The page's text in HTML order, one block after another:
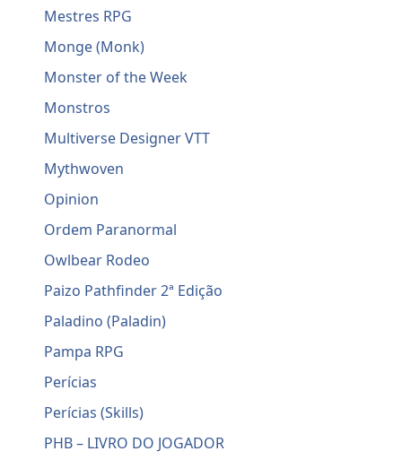
Mestres RPG
Monge (Monk)
Monster of the Week
Monstros
Multiverse Designer VTT
Mythwoven
Opinion
Ordem Paranormal
Owlbear Rodeo
Paizo Pathfinder 2ª Edição
Paladino (Paladin)
Pampa RPG
Perícias
Perícias (Skills)
PHB – LIVRO DO JOGADOR